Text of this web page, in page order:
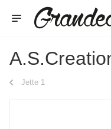
Jette 1